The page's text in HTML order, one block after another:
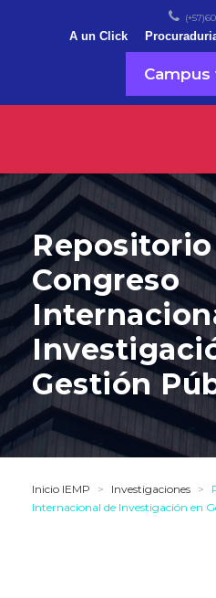
A un Click
Campus
Congreso
Gestión
Inicio IEMP > Investigaciones >
Internacional de Investigación en